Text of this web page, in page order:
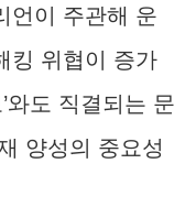
언이 주관해 운
킹 위협이 증가
와도 직결되는 문
양성의 중요성